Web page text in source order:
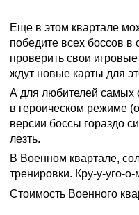
Еще в этом квартале
победите всех боссов
проверить свои
ждут новые карты для
А для любителей самых
в героическом режиме
версии боссы гораздо
лезть.
В Военном квартале,
тренировки. Кру-у-уго-
Стоимость Военного